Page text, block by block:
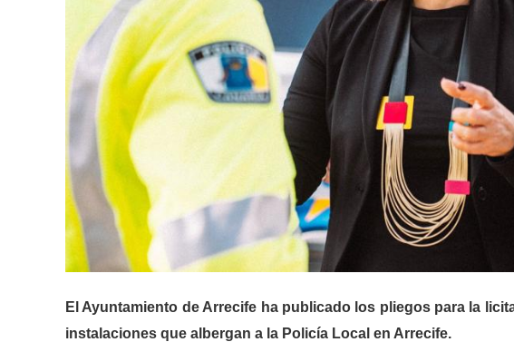
El Ayuntamiento de Arrecife ha publicado los pliegos para la
instalaciones que albergan a la Policía Local en Arrecife.